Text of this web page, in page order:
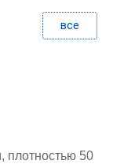
все
плотностью 50